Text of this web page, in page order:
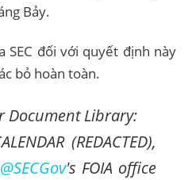
Bảy.
SEC đối với quyết định này
bỏ hoàn toàn.
Document Library:
(REDACTED),
@SECGov's FOIA office